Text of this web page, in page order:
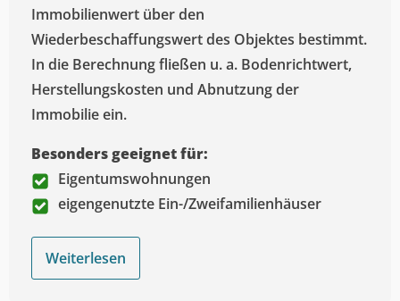
Immobilienwert über den
Wiederbeschaffungswert des Objektes bestimmt.
In die Berechnung fließen u. a. Bodenrichtwert,
Herstellungskosten und Abnutzung der
Immobilie ein.
Besonders geeignet für:
Eigentumswohnungen
eigengenutzte Ein-/Zweifamilienhäuser
Weiterlesen